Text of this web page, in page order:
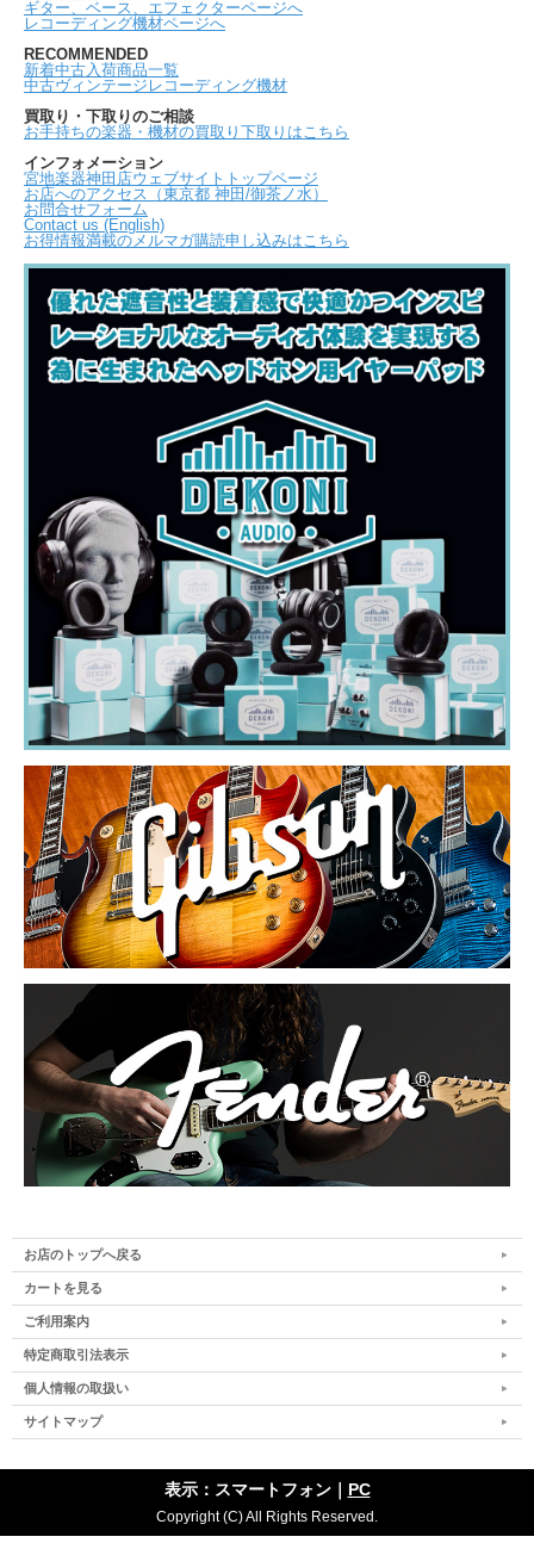
ギター、ベース、エフェクターページへ
レコーディング機材ページへ
RECOMMENDED
新着中古入荷商品一覧
中古ヴィンテージレコーディング機材
買取り・下取りのご相談
お手持ちの楽器・機材の買取り下取りはこちら
インフォメーション
宮地楽器神田店ウェブサイトトップページ
お店へのアクセス（東京都 神田/御茶ノ水）
お問合せフォーム
Contact us (English)
お得情報満載のメルマガ購読申し込みはこちら
お店のトップへ戻る
カートを見る
ご利用案内
特定商取引法表示
個人情報の取扱い
サイトマップ
表示：スマートフォン｜ PC
Copyright (C) All Rights Reserved.